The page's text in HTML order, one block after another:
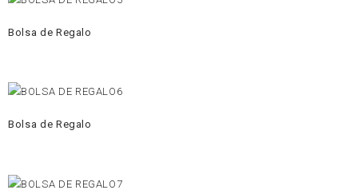
Bolsa de Regalo
Bolsa de Regalo